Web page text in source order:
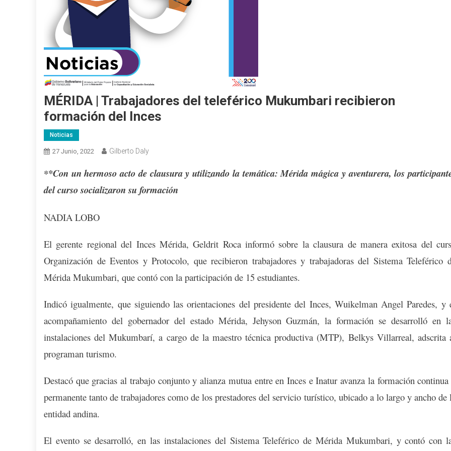
MÉRIDA | Trabajadores del teleférico Mukumbari recibieron
formación del Inces
Noticias
27 Junio, 2022 Gilberto Daly
**Con un hermoso acto de clausura y utilizando la temática: Mérida mágica y aventurera, los
del curso socializaron su formación
NADIA LOBO
El gerente regional del Inces Mérida, Geldrit Roca informó sobre la clausura de manera exitosa del
Organización de Eventos y Protocolo, que recibieron trabajadores y trabajadoras del Sistema Teleférico
Mérida Mukumbari, que contó con la participación de 15 estudiantes.
Indicó igualmente, que siguiendo las orientaciones del presidente del Inces, Wuikelman Angel Paredes, y
acompañamiento del gobernador del estado Mérida, Jehyson Guzmán, la formación se desarrolló en
instalaciones del Mukumbarí, a cargo de la maestro técnica productiva (MTP), Belkys Villarreal, adscrita
programan turismo.
Destacó que gracias al trabajo conjunto y alianza mutua entre en Inces e Inatur avanza la formación
permanente tanto de trabajadores como de los prestadores del servicio turístico, ubicado a lo largo y ancho de
entidad andina.
El evento se desarrolló, en las instalaciones del Sistema Teleférico de Mérida Mukumbari, y contó con